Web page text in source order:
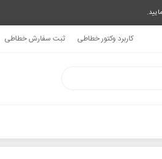
کاربرد وکتور خطاطی ثبت سفارش خطاطی